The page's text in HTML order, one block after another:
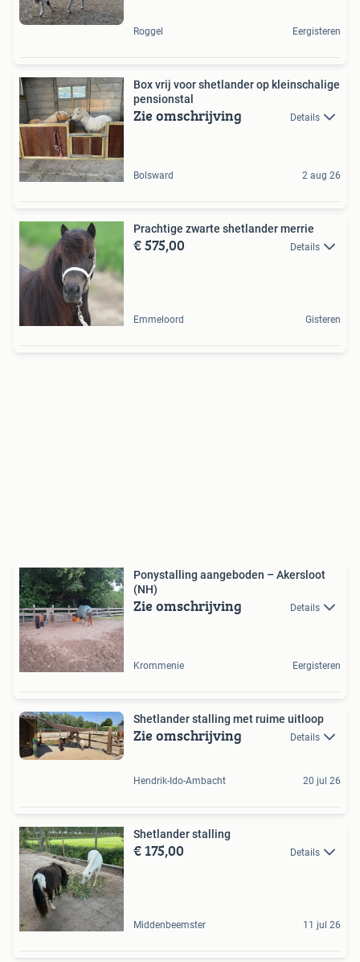
Roggel Eergisteren
Box vrij voor shetlander op kleinschalige
pensionstal
Zie omschrijving Details
Bolsward 2 aug 26
Prachtige zwarte shetlander merrie
€ 575,00 Details
Emmeloord Gisteren
Ponystalling aangeboden – Akersloot
(NH)
Zie omschrijving Details
Krommenie Eergisteren
Shetlander stalling met ruime uitloop
Zie omschrijving Details
Hendrik-Ido-Ambacht 20 jul 26
Shetlander stalling
€ 175,00 Details
Middenbeemster 11 jul 26